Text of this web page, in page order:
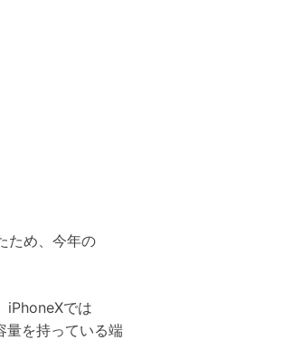
ため、今年の
iPhoneXでは
量を持っている端